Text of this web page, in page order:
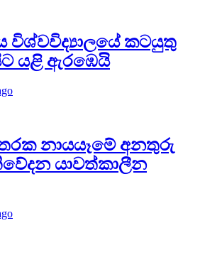
විශ්වවිද්‍යාලයේ කටයුතු
යළි ඇරඹෙයි
නායයෑමේ අනතුරු
යාවත්කාලීන